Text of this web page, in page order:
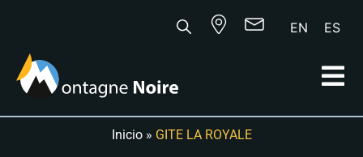
EN ES
Inicio» GITE LA ROYALE